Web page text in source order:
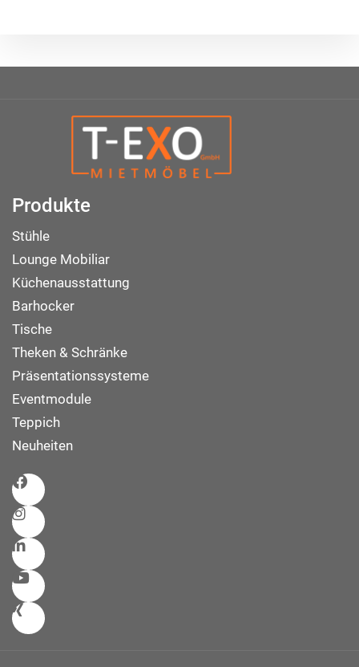
Produkte
Stühle
Lounge Mobiliar
Küchenausstattung
Barhocker
Tische
Theken & Schränke
Präsentationssysteme
Eventmodule
Teppich
Neuheiten